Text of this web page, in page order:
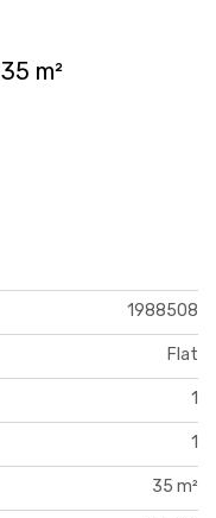
35 m²
1988508
Flat
1
1
35 m²